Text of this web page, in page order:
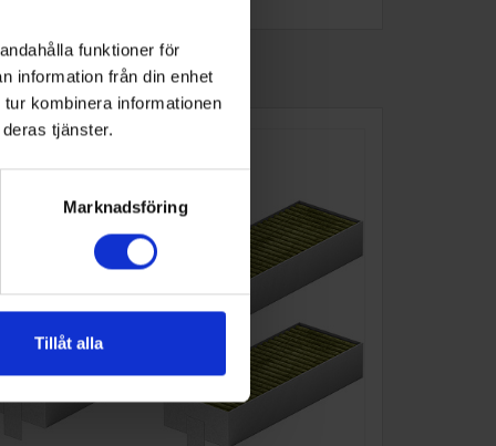
funktioner för
information från din enhet
kombinera informationen
tjänster.
Marknadsföring
Tillåt alla